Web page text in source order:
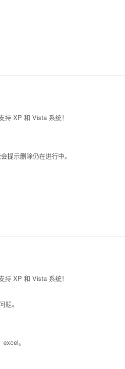
XP 和 Vista 系统！
提示删除仍在进行中。
XP 和 Vista 系统！
题。
。